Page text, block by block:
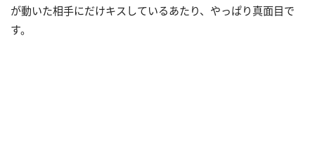
が動いた相手にだけキスしているあたり、やっぱり真面目で
す。